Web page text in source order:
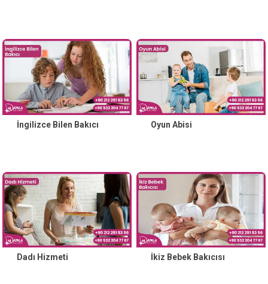
İngilizce Bilen Bakıcı Oyun Abisi
Dadı Hizmeti İkiz Bebek Bakıcısı